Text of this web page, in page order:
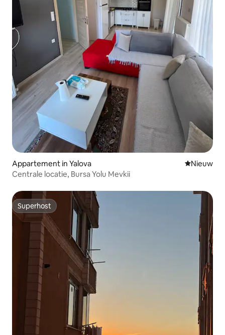
Appartement in Yalova Nieuwe
Nieuw
Centrale locatie, Bursa Yolu Mevkii
Superhost
Superhost